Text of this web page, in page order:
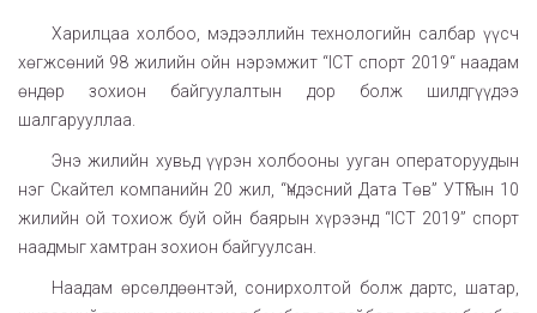
Харилцаа холбоо, мэдээллийн технологийн салбар үүсч
хөгжсөний 98 жилийн ойн нэрэмжит “ICT спорт 2019“ наадам
өндөр зохион байгуулалтын дор болж шилдгүүдээ
шалгарууллаа.
Энэ жилийн хувьд үүрэн холбооны ууган операторуудын
нэг Скайтел компанийн 20 жил, “Үндэсний Дата Төв” УТҮГын 10
жилийн ой тохиож буй ойн баярын хүрээнд “ICT 2019” спорт
наадмыг хамтран зохион байгуулсан.
Наадам өрсөлдөөнтэй, сонирхолтой болж дартс, шатар,